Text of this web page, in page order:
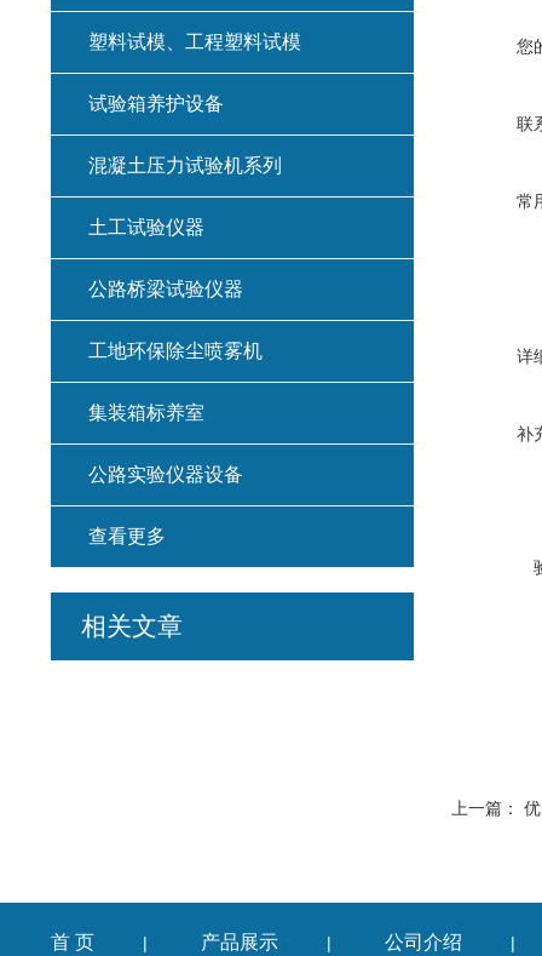
您
联
常
详
补
上一篇：
塑料试模、工程塑料试模
试验箱养护设备
混凝土压力试验机系列
土工试验仪器
公路桥梁试验仪器
工地环保除尘喷雾机
集装箱标养室
公路实验仪器设备
查看更多
相关文章
首 页 | 产品展示 | 公司介绍 |